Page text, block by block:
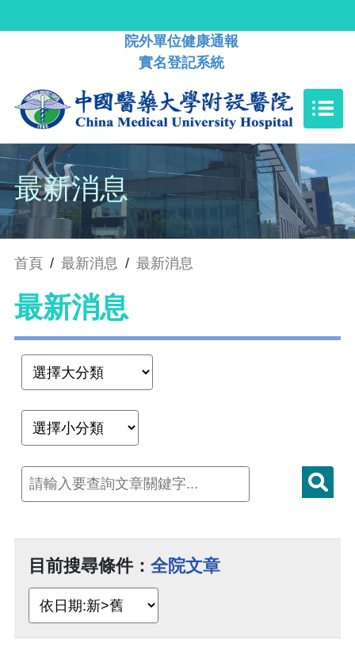
院外單位健康通報
實名登記系統
最新消息
首頁 / 最新消息 / 最新消息
最新消息
目前搜尋條件： 全院文章